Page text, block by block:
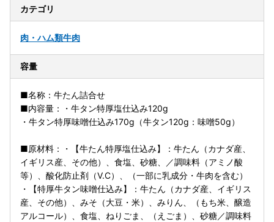
カテゴリ
肉・ハム類牛肉
容量
■名称：牛たん詰合せ
■内容量：・牛タン特厚塩仕込み120g
・牛タン特厚味噌仕込み170g（牛タン120g：味噌50g）
■原材料：・【牛たん特厚塩仕込み】：牛たん（カナダ産、
イギリス産、その他）、食塩、砂糖、／調味料（アミノ酸
等）、酸化防止剤（V.C）、（一部に乳成分・牛肉を含む）
・【特厚牛タン味噌仕込み】：牛たん（カナダ産、イギリス
産、その他）、みそ（大豆・米）、みりん、（もち米、醸造
アルコール）、食塩、ねりごま、（えごま）、砂糖／調味料